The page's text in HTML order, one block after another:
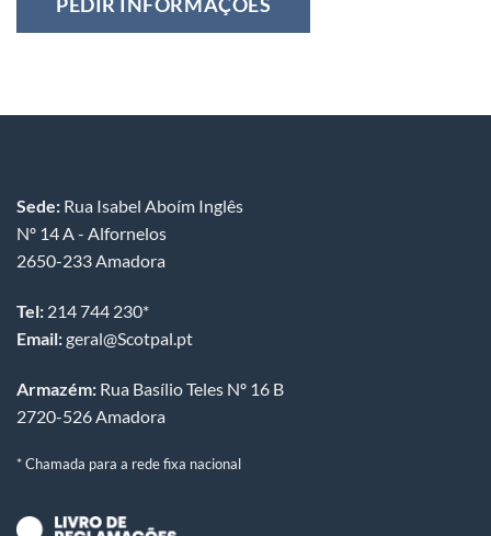
Sede: Rua Isabel Aboím Inglês
Nº 14 A - Alfornelos
2650-233 Amadora
Tel: 214 744 230*
Email:geral@Scotpal.pt
Armazém: Rua Basílio Teles Nº 16 B
2720-526 Amadora
* Chamada para a rede fixa nacional